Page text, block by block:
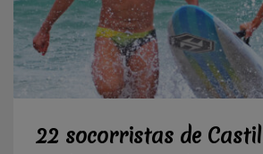
22 socorristas de